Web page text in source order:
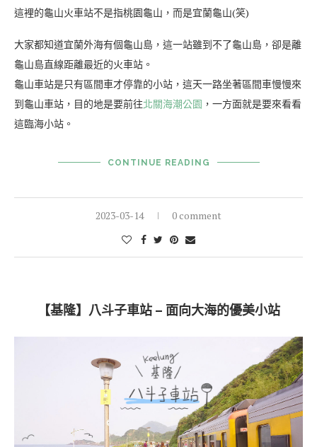
這裡的龜山火車站不是指桃園龜山，而是宜蘭龜山(笑)
大家都知道宜蘭外海有個龜山島，這一站雖到不了龜山島，卻是離
龜山島直線距離最近的火車站。
龜山車站是只有區間車才停靠的小站，這天一路坐著區間車慢慢來
到龜山車站，目的地是要前往北關海潮公園 ，一方面就是要來看看
這臨海小站。
CONTINUE READING
2023-03-14 0 comment
【基隆】八斗子車站 – 面向大海的優美小站